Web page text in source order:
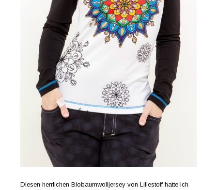
Diesen herrlichen Biobaumwolljersey von Lillestoff hatte ich